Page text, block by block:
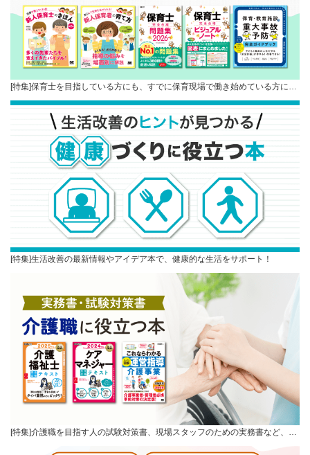
[特集]保育士を目指している方にも、すでに保育現場で働き始めている方に…
[特集]生活改善の最新情報やアイデア本で、健康的な生活をサポート！
[特集]介護職を目指す人の試験対策書、現場スタッフのための実務書など、…